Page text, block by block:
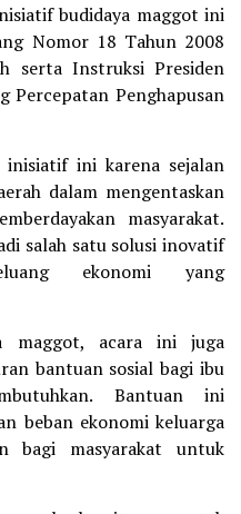
budidaya maggot ini
Nomor 18 Tahun 2008
serta Instruksi Presiden
Penghapusan
inisiatif ini karena sejalan
dalam mengentaskan
masyarakat.
salah satu solusi inovatif
ekonomi yang
maggot, acara ini juga
bantuan sosial bagi ibu
Bantuan ini
beban ekonomi keluarga
bagi masyarakat untuk